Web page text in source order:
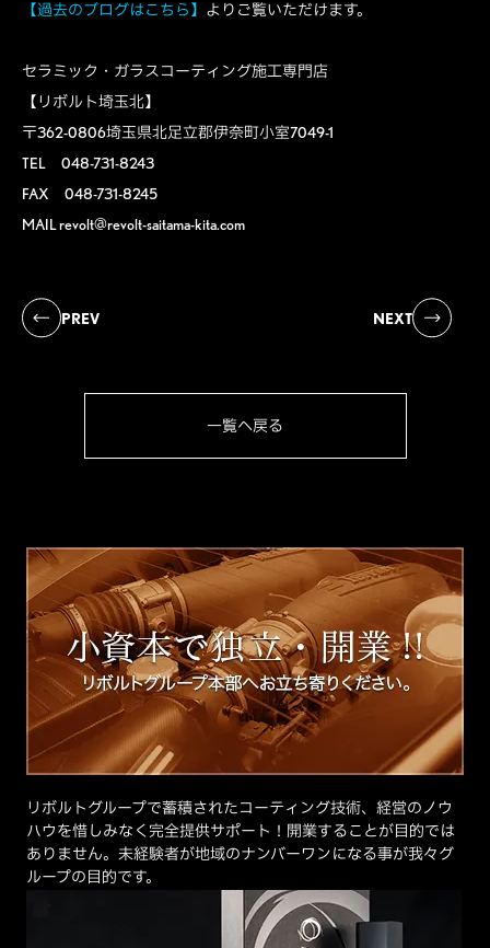
【過去のブログはこちら】 よりご覧いただけます。
セラミック・ガラスコーティング施工専門店
【リボルト埼玉北】
〒362-0806埼玉県北足立郡伊奈町小室7049-1
TEL 048-731-8243
FAX 048-731-8245
MAIL revolt@revolt-saitama-kita.com
PREV NEXT
一覧へ戻る
リボルトグループで蓄積されたコーティング技術、経営のノウ
ハウを惜しみなく完全提供サポート！開業することが目的では
ありません。未経験者が地域のナンバーワンになる事が我々グ
ループの目的です。